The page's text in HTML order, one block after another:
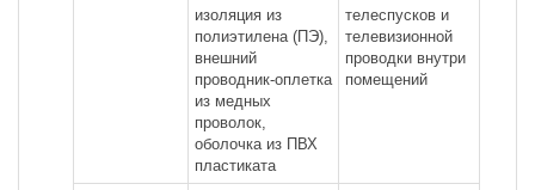
изоляция из
полиэтилена (ПЭ),
внешний
проводник-оплетка
из медных
проволок,
оболочка из ПВХ
пластиката
телеспусков и
телевизионной
проводки внутри
помещений